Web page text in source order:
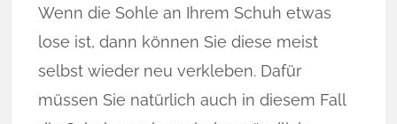
Wenn die Sohle an Ihrem Schuh etwas
lose ist, dann können Sie diese meist
selbst wieder neu verkleben. Dafür
müssen Sie natürlich auch in diesem Fall